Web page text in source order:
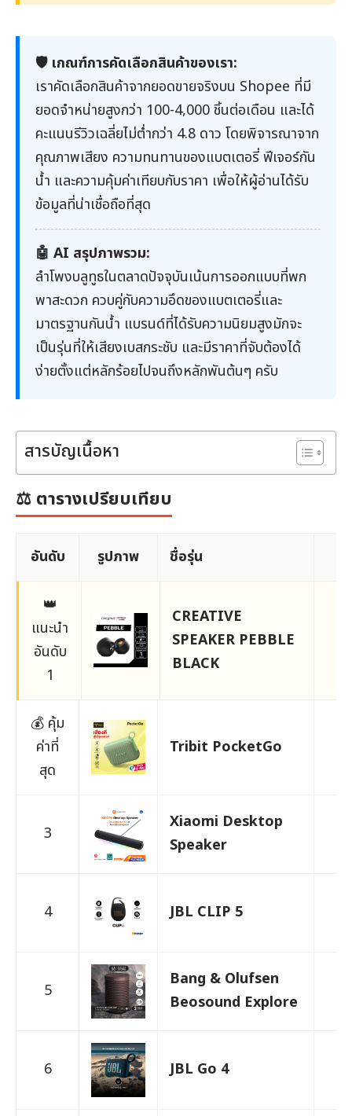
🛡️ เกณฑ์การคัดเลือกสินค้าของเรา:
เราคัดเลือกสินค้าจากยอดขายจริงบน Shopee ที่มี
ยอดจำหน่ายสูงกว่า 100-4,000 ชิ้นต่อเดือน และได้
คะแนนรีวิวเฉลี่ยไม่ต่ำกว่า 4.8 ดาว โดยพิจารณาจาก
คุณภาพเสียง ความทนทานของแบตเตอรี่ ฟีเจอร์กัน
น้ำ และความคุ้มค่าเทียบกับราคา เพื่อให้ผู้อ่านได้รับ
ข้อมูลที่น่าเชื่อถือที่สุด
🤖 AI สรุปภาพรวม:
ลำโพงบลูทูธในตลาดปัจจุบันเน้นการออกแบบที่พก
พาสะดวก ควบคู่กับความอึดของแบตเตอรี่และ
มาตรฐานกันน้ำ แบรนด์ที่ได้รับความนิยมสูงมักจะ
เป็นรุ่นที่ให้เสียงเบสกระชับ และมีราคาที่จับต้องได้
ง่ายตั้งแต่หลักร้อยไปจนถึงหลักพันต้นๆ ครับ
สารบัญเนื้อหา
⚖️ ตารางเปรียบเทียบ
อันดับ รูปภาพ ชื่อรุ่น
👑
แนะนำ
อันดับ
1
CREATIVE
SPEAKER PEBBLE
BLACK
💰 คุ้ม
ค่าที่
สุด
Tribit PocketGo
3
Xiaomi Desktop
Speaker
4 JBL CLIP 5
5
Bang & Olufsen
Beosound Explore
6 JBL Go 4